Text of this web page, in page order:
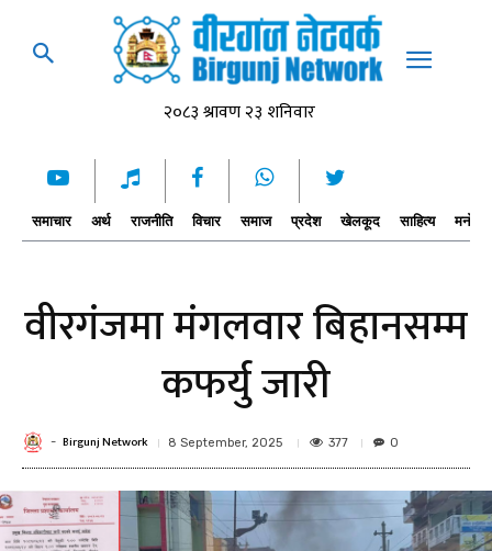
समाचार अर्थ राजनीति विचार समाज प्रदेश खेलकूद साहित्य
वीरगंजमा मंगलवार बिहानसम्म
कफर्यु जारी
- Birgunj Network 8 September, 2025 377 0